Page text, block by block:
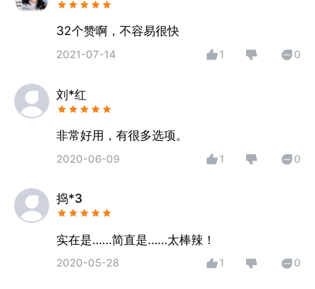
32个赞啊，不容易很快
2021-07-14 1 0
刘*红
非常好用，有很多选项。
2020-06-09 1 0
捣*3
实在是……简直是……太棒辣！
2020-05-28 1 0